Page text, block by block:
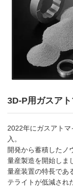
3D-P用ガスア
2022年にガスアト
入。
開発から蓄積したノ
量産製造を開始しま
量産装置の特長であ
テライトが低減され